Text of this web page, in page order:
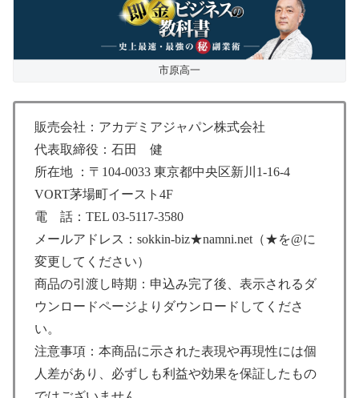
市原高一
販売会社：アカデミアジャパン株式会社
代表取締役：石田 健
所在地 ：〒104-0033 東京都中央区新川1-16-4
VORT茅場町イースト4F
電 話：TEL 03-5117-3580
メールアドレス：sokkin-biz★namni.net（★を@に
変更してください）
商品の引渡し時期：申込み完了後、表示されるダ
ウンロードページよりダウンロードしてくださ
い。
注意事項：本商品に示された表現や再現性には個
人差があり、必ずしも利益や効果を保証したもの